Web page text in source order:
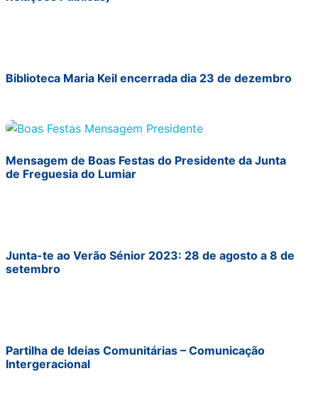
Biblioteca Maria Keil encerrada dia 23 de dezembro
Mensagem de Boas Festas do Presidente da Junta
de Freguesia do Lumiar
Junta-te ao Verão Sénior 2023: 28 de agosto a 8 de
setembro
Partilha de Ideias Comunitárias – Comunicação
Intergeracional